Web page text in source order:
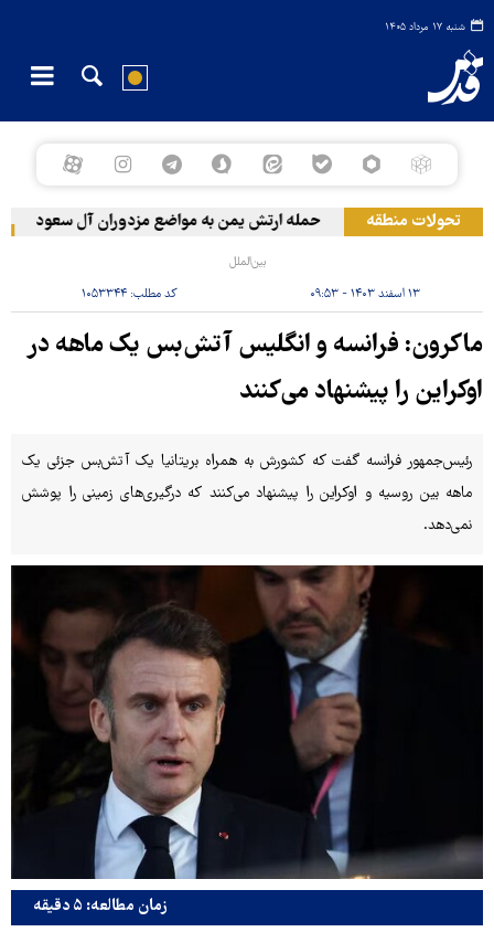
شنبه ۱۷ مرداد ۱۴۰۵
تحولات منطقه حمله ارتش یمن به مواضع مزدوران آل سعود
بین‌الملل
۱۳ اسفند ۱۴۰۳ - ۰۹:۵۳ کد مطلب:۱۰۵۳۳۴۴
ماکرون: فرانسه و انگلیس آتش‌بس یک ماهه در
اوکراین را پیشنهاد می‌کنند
رئیس‌جمهور فرانسه گفت که کشورش به همراه بریتانیا یک آتش‌بس جزئی یک
ماهه بین روسیه و اوکراین را پیشنهاد می‌کنند که درگیری‌های زمینی را پوشش
نمی‌دهد.
زمان مطالعه: ۵ دقیقه